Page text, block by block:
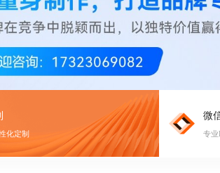
化定制
微
专